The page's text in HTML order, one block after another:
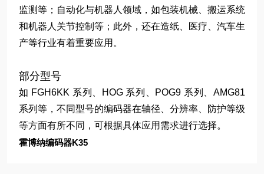
监测等；自动化与机器人领域，如包装机械、搬运系统
和机器人关节控制等；此外，还在造纸、医疗、汽车生
产等行业有着重要应用。
部分型号
如 FGH6KK 系列、HOG 系列、POG9 系列、AMG81
系列等，不同型号的编码器在轴径、分辨率、防护等级
等方面有所不同，可根据具体应用需求进行选择。
霍博纳编码器K35